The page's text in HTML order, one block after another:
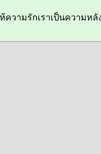
ความรักเราเป็นความหลั